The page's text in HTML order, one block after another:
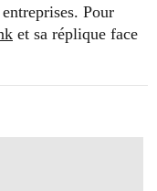
Pour
et sa réplique face